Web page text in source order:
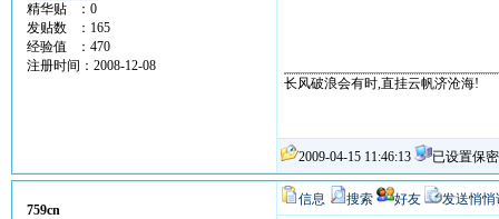
精华贴 ：0
发贴数 ：165
经验值 ：470
注册时间：2008-12-08
长风破浪会有时,直挂云帆济沧海!
2009-04-15 11:46:13 已设置保密
759cn
信息 搜索 好友 发送悄悄